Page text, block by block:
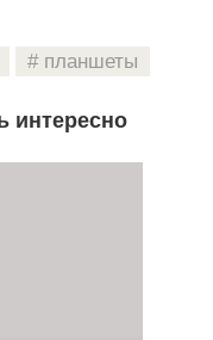
планшеты
интересно